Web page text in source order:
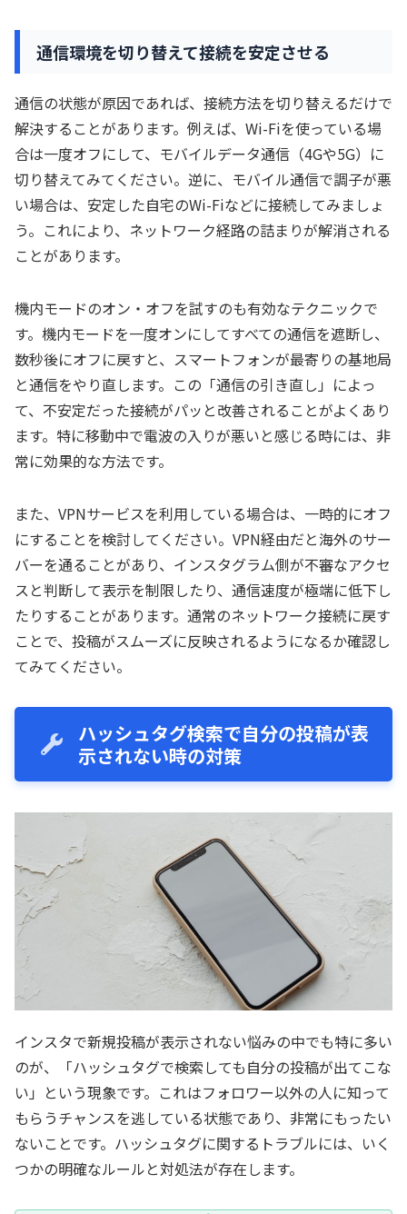
通信環境を切り替えて接続を安定させる
通信の状態が原因であれば、接続方法を切り替えるだけで
解決することがあります。例えば、Wi-Fiを使っている場
合は一度オフにして、モバイルデータ通信（4Gや5G）に
切り替えてみてください。逆に、モバイル通信で調子が悪
い場合は、安定した自宅のWi-Fiなどに接続してみましょ
う。これにより、ネットワーク経路の詰まりが解消される
ことがあります。
機内モードのオン・オフを試すのも有効なテクニックで
す。機内モードを一度オンにしてすべての通信を遮断し、
数秒後にオフに戻すと、スマートフォンが最寄りの基地局
と通信をやり直します。この「通信の引き直し」によっ
て、不安定だった接続がパッと改善されることがよくあり
ます。特に移動中で電波の入りが悪いと感じる時には、非
常に効果的な方法です。
また、VPNサービスを利用している場合は、一時的にオフ
にすることを検討してください。VPN経由だと海外のサー
バーを通ることがあり、インスタグラム側が不審なアクセ
スと判断して表示を制限したり、通信速度が極端に低下し
たりすることがあります。通常のネットワーク接続に戻す
ことで、投稿がスムーズに反映されるようになるか確認し
てみてください。
ハッシュタグ検索で自分の投稿が表
示されない時の対策
インスタで新規投稿が表示されない悩みの中でも特に多い
のが、「ハッシュタグで検索しても自分の投稿が出てこな
い」という現象です。これはフォロワー以外の人に知って
もらうチャンスを逃している状態であり、非常にもったい
ないことです。ハッシュタグに関するトラブルには、いく
つかの明確なルールと対処法が存在します。